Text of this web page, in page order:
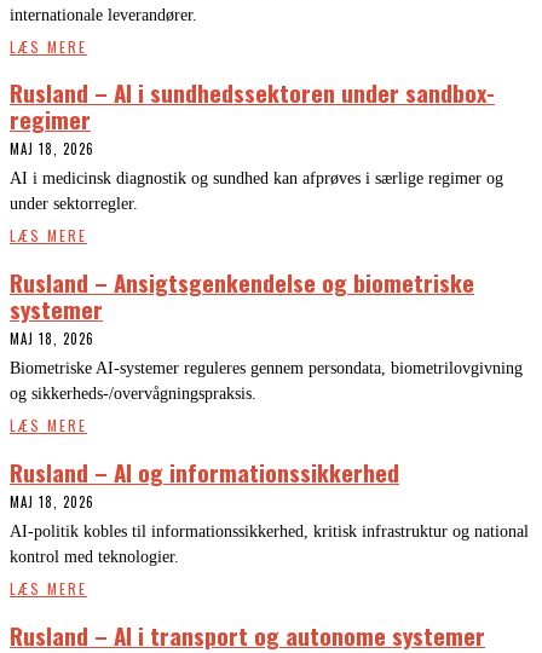
internationale leverandører.
LÆS MERE
Rusland – AI i sundhedssektoren under sandbox-
regimer
MAJ 18, 2026
AI i medicinsk diagnostik og sundhed kan afprøves i særlige regimer og
under sektorregler.
LÆS MERE
Rusland – Ansigtsgenkendelse og biometriske
systemer
MAJ 18, 2026
Biometriske AI-systemer reguleres gennem persondata, biometrilovgivning
og sikkerheds-/overvågningspraksis.
LÆS MERE
Rusland – AI og informationssikkerhed
MAJ 18, 2026
AI-politik kobles til informationssikkerhed, kritisk infrastruktur og national
kontrol med teknologier.
LÆS MERE
Rusland – AI i transport og autonome systemer